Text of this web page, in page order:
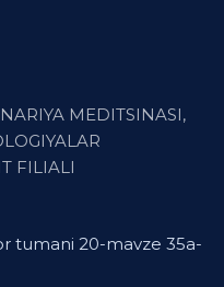
MEDITSINASI,
FILIALI
tumani 20-mavze 35a-